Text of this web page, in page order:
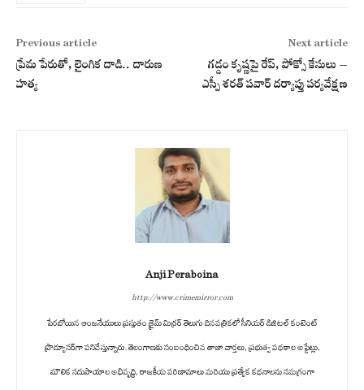
Previous article
ప్రేమ పేరుతో, లైంగిక దాడి.. దారుణ
హత్య
Next article
గడ్డం కృష్ణపై రేప్, పోక్సో కేసులు –
ఎస్పీ శరత్ పవార్ దర్యాప్తు పర్యవేక్షణ
Anji Peraboina
http://www.crimemirror.com
పేరబోయిన ఆంజనేయులు ప్రస్తుతం క్రైమ్ మిర్రర్ తెలుగు దినపత్రికలో సీనియర్ డిజిటల్ కంటెంట్
ప్రొడ్యూసర్‌గా పనిచేస్తున్నారు. తెలంగాణకు సంబంధించిన తాజా వార్తలు, ప్రభుత్వ పథకాల అప్డేట్లు,
మౌలిక సదుపాయాల అభివృద్ధి, రాజకీయ పరిణామాలు మరియు ప్రత్యేక కథనాలను సమగ్రంగా